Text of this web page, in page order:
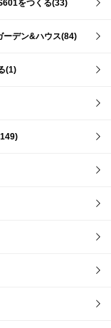
をつくる(33)
デン&ハウス(84)
(1)